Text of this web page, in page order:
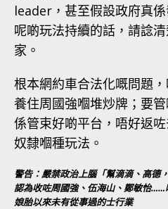
leader，甚至假設政府真
呢啲玩法持續的話，請諗
家。
根本網約車合法化嘅問題
養住周國強嗰堆炒牌；要
係管束好啲平台，唔好返
奴隸嗰種玩法。
警告：嚴禁政治上腦「幫滴滴、高德
認為收咗周國強、伍海山、鄭敏怡
娘胎以來未有從事過的士行業